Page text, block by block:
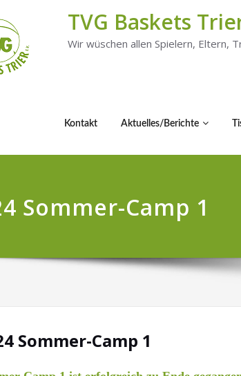
TVG Baskets
Wir wüschen allen Spielern, Eltern,
Kontakt Aktuelles/Berichte
Sommer-Camp 1
Sommer-Camp 1